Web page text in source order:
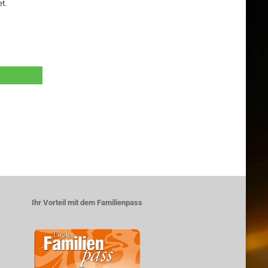
Ihr Vorteil mit dem Familienpass